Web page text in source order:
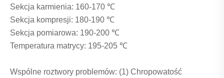
Sekcja karmienia: 160-170 ℃
Sekcja kompresji: 180-190 ℃
Sekcja pomiarowa: 190-200 ℃
Temperatura matrycy: 195-205 ℃
Wspólne roztwory problemów: (1) Chropowatość